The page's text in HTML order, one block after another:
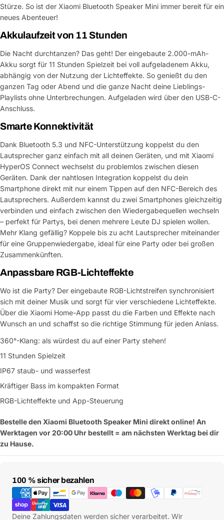
Stürze. So ist der Xiaomi Bluetooth Speaker Mini immer bereit für ein
neues Abenteuer!
Akkulaufzeit von 11 Stunden
Die Nacht durchtanzen? Das geht! Der eingebaute 2.000-mAh-
Akku sorgt für 11 Stunden Spielzeit bei voll aufgeladenem Akku,
abhängig von der Nutzung der Lichteffekte. So genießt du den
ganzen Tag oder Abend und die ganze Nacht deine Lieblings-
Playlists ohne Unterbrechungen. Aufgeladen wird über den USB-C-
Anschluss.
Smarte Konnektivität
Dank Bluetooth 5.3 und NFC-Unterstützung koppelst du den
Lautsprecher ganz einfach mit all deinen Geräten, und mit Xiaomi
HyperOS Connect wechselst du problemlos zwischen diesen
Geräten. Dank der nahtlosen Integration koppelst du dein
Smartphone direkt mit nur einem Tippen auf den NFC-Bereich des
Lautsprechers. Außerdem kannst du zwei Smartphones gleichzeitig
verbinden und einfach zwischen den Wiedergabequellen wechseln
– perfekt für Partys, bei denen mehrere Leute DJ spielen wollen.
Mehr Klang gefällig? Koppele bis zu acht Lautsprecher miteinander
für eine Gruppenwiedergabe, ideal für eine Party oder bei großen
Zusammenkünften.
Anpassbare RGB-Lichteffekte
Wo ist die Party? Der eingebaute RGB-Lichtstreifen synchronisiert
sich mit deiner Musik und sorgt für vier verschiedene Lichteffekte.
Über die Xiaomi Home-App passt du die Farben und Effekte nach
Wunsch an und schaffst so die richtige Stimmung für jeden Anlass.
360°-Klang: als würdest du auf einer Party stehen!
11 Stunden Spielzeit
IP67 staub- und wasserfest
Kräftiger Bass im kompakten Format
RGB-Lichteffekte und App-Steuerung
Bestelle den Xiaomi Bluetooth Speaker Mini direkt online! An
Werktagen vor 20:00 Uhr bestellt = am nächsten Werktag bei dir
zu Hause.
100 % sicher bezahlen
Zahlungsmethoden
Deine Zahlungsdaten werden sicher verarbeitet. Wir